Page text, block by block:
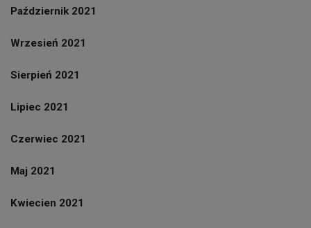
Październik 2021
Wrzesień 2021
Sierpień 2021
Lipiec 2021
Czerwiec 2021
Maj 2021
Kwiecien 2021